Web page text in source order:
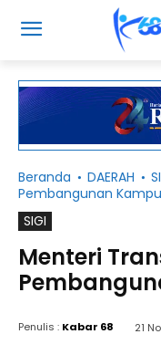
Beranda DAERAH
Pembangunan
SIGI
Menteri
Penulis : Kabar 68 21